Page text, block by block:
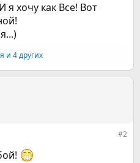
я хочу как Все! Вот
и 4 других
#2